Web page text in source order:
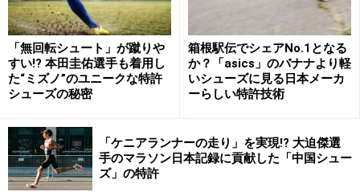
インサイダー取引ってなに？
友達からまだ一般に公開されていない上場企業の重要情
報を聞きつけて、その企業の株を購入したケースでは、
法律が禁止する「
インサイダー取引」にあたるかどうか
の問題といえます。
じゃあそもそもインサイダー取引って何でしょうか？
「無回転シュート」が蹴りや
すい!? 本田圭佑選手も着用し
た“ミズノ”のユニークな特許
シューズの秘密
箱根駅伝でシェアNo.1となる
か？「asics」のバナナより軽
いシューズに見る日本メーカ
ーらしい特許技術
「ケニアランナーの走り」を実現!? 大迫傑選
手のマラソン日本記録に貢献した「中国シュー
ズ」の特許